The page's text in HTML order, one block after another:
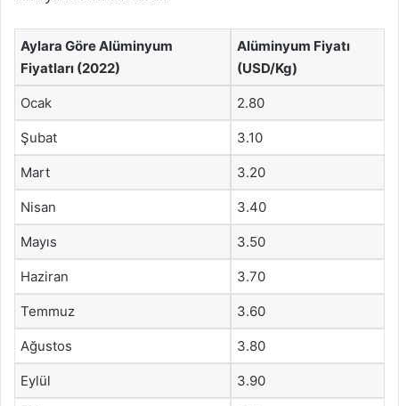
Aylara Göre Alüminyum
Fiyatları (2022)
Alüminyum Fiyatı
(USD/Kg)
Ocak 2.80
Şubat 3.10
Mart 3.20
Nisan 3.40
Mayıs 3.50
Haziran 3.70
Temmuz 3.60
Ağustos 3.80
Eylül 3.90